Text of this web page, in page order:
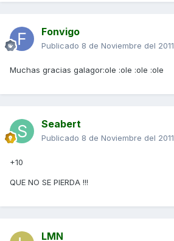
Fonvigo
Publicado 8 de Noviembre del 2011
Muchas gracias galagor:ole :ole :ole :ole
Seabert
Publicado 8 de Noviembre del 2011
+10
QUE NO SE PIERDA !!!
LMN